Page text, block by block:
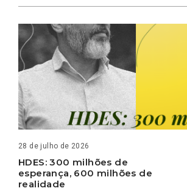
28 de julho de 2026
HDES: 300 milhões de
esperança, 600 milhões de
realidade